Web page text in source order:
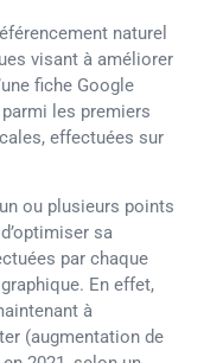
naturel
visant à améliorer
fiche Google
les premiers
effectuées sur
ou plusieurs points
sa
par chaque
En effet,
à
(augmentation de